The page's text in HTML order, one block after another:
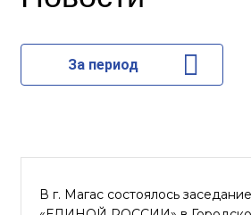
За период
В г. Магас состоялось